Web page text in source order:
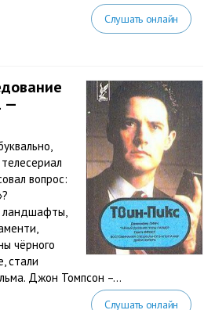
Слушать онлайн
—
вопрос:
ландшафты,
чёрного
стали
Джон Томпсон –...
Слушать онлайн